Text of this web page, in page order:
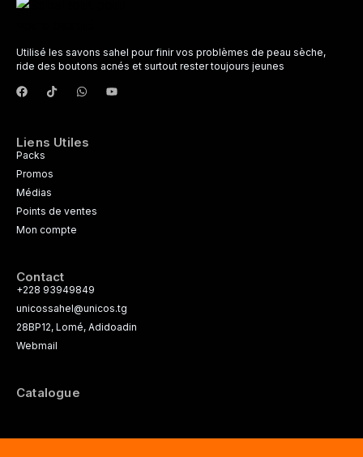
Utilisé les savons sahel pour finir vos problèmes de peau sèche,
ride des boutons acnés et surtout rester toujours jeunes
Liens Utiles
Packs
Promos
Médias
Points de ventes
Mon compte
Contact
+228 93949849
unicossahel@unicos.tg
28BP12, Lomé, Adidoadin
Webmail
Catalogue